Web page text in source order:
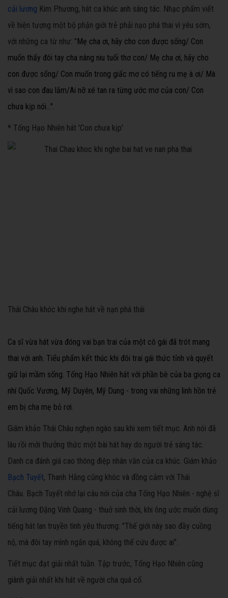
cải lương Kim Phương, hát ca khúc anh sáng tác. Nhạc phẩm viết
về hiện tượng một bộ phận giới trẻ phải nạo phá thai vì yêu sớm,
với những ca từ như: " Mẹ cha ơi, hãy cho con được sống/ Con
muốn thấy đôi tay cha nâng niu tuổi thơ con/ Mẹ cha ơi, hãy cho
con được sống/ Con muốn trong giấc mơ có tiếng ru mẹ à ơi/ Mà
vì sao con đau lắm/Ai nỡ xé tan ra từng ước mơ của con/ Con
chưa kịp nói...".
* Tống Hạo Nhiên hát 'Con chưa kịp'
Thái Châu khóc khi nghe hát về nạn phá thái
Ca sĩ vừa hát vừa đóng vai bạn trai của một cô gái đã trót mang
thai với anh. Tiểu phẩm kết thúc khi đôi trai gái thức tỉnh và quyết
giữ lại mầm sống. Tống Hạo Nhiên hát với phần bè của ba giọng ca
nhí Quốc Vương, Mỹ Duyên, Mỹ Dung - trong vai những linh hồn trẻ
em bị cha mẹ bỏ rơi.
Giám khảo Thái Châu nghẹn ngào sau khi xem tiết mục. Anh nói đã
lâu rồi mới thưởng thức một bài hát hay do người trẻ sáng tác.
Danh ca đánh giá cao thông điệp nhân văn của ca khúc. Giám khảo
Bạch Tuyết, Thanh Hằng cũng khóc và đồng cảm với Thái
Châu. Bạch Tuyết nhớ lại câu nói của cha Tống Hạo Nhiên - nghệ sĩ
cải lương Đặng Vinh Quang - thuở sinh thời, khi ông ước muốn dùng
tiếng hát lan truyền tình yêu thương: "Thế giới này sao đầy cuồng
nộ, mà đôi tay mình ngắn quá, không thể cứu được ai".
Tiết mục đạt giải nhất tuần. Tập trước, Tống Hạo Nhiên cũng
giành giải nhất khi hát về người cha quá cố.